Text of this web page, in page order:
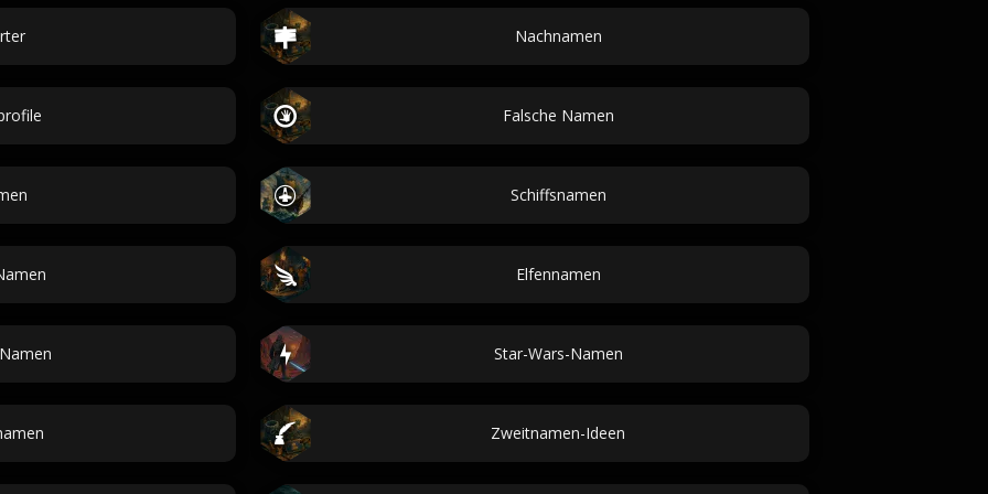
Nachnamen
Falsche Namen
Schiffsnamen
Elfennamen
Star-Wars-Namen
Zweitnamen-Ideen